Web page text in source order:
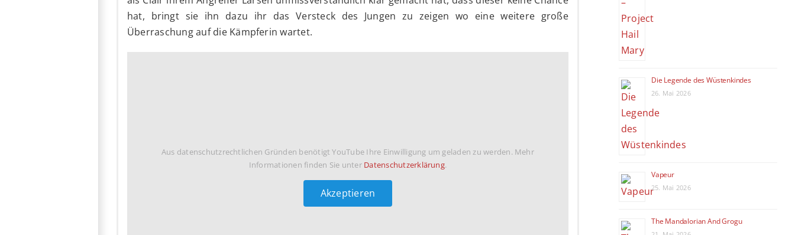
hat, bringt sie ihn dazu ihr das Versteck des Jungen zu zeigen wo eine weitere große
Überraschung auf die Kämpferin wartet.
Aus datenschutzrechtlichen Gründen benötigt YouTube Ihre Einwilligung um geladen zu werden. Mehr
Informationen finden Sie unter Datenschutzerklärung.
Akzeptieren
Die Legende des Wüstenkindes
26. Mai 2026
Vapeur
25. Mai 2026
The Mandalorian And Grogu